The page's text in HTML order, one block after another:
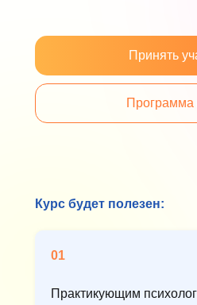
01
Практикующим
Программа
Принять
Курс будет полезен: